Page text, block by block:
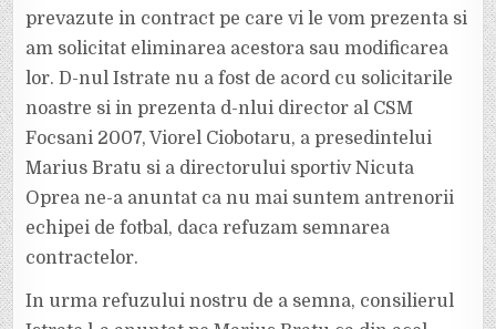
prevazute in contract pe care vi le vom prezenta si
am solicitat eliminarea acestora sau modificarea
lor. D-nul Istrate nu a fost de acord cu solicitarile
noastre si in prezenta d-nlui director al CSM
Focsani 2007, Viorel Ciobotaru, a presedintelui
Marius Bratu si a directorului sportiv Nicuta
Oprea ne-a anuntat ca nu mai suntem antrenorii
echipei de fotbal, daca refuzam semnarea
contractelor.
In urma refuzului nostru de a semna, consilierul